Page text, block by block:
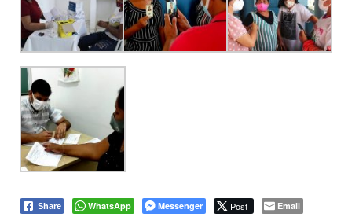
Share WhatsApp Messenger Post Email